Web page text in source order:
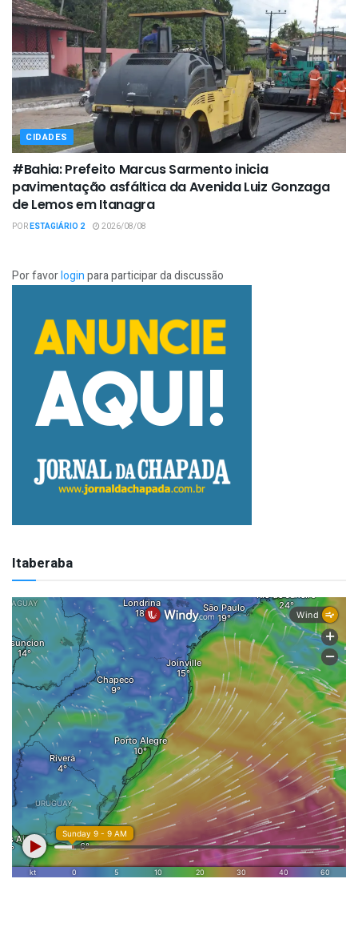
CIDADES
#Bahia: Prefeito Marcus Sarmento inicia
pavimentação asfáltica da Avenida Luiz Gonzaga
de Lemos em Itanagra
PORESTAGIÁRIO 2 2026/08/08
Por favorloginpara participar da discussão
Itaberaba